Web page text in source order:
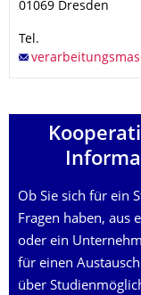
01069 Dresden
Tel.
Ob Sie sich für ein
Fragen haben, aus
oder ein
für einen
über